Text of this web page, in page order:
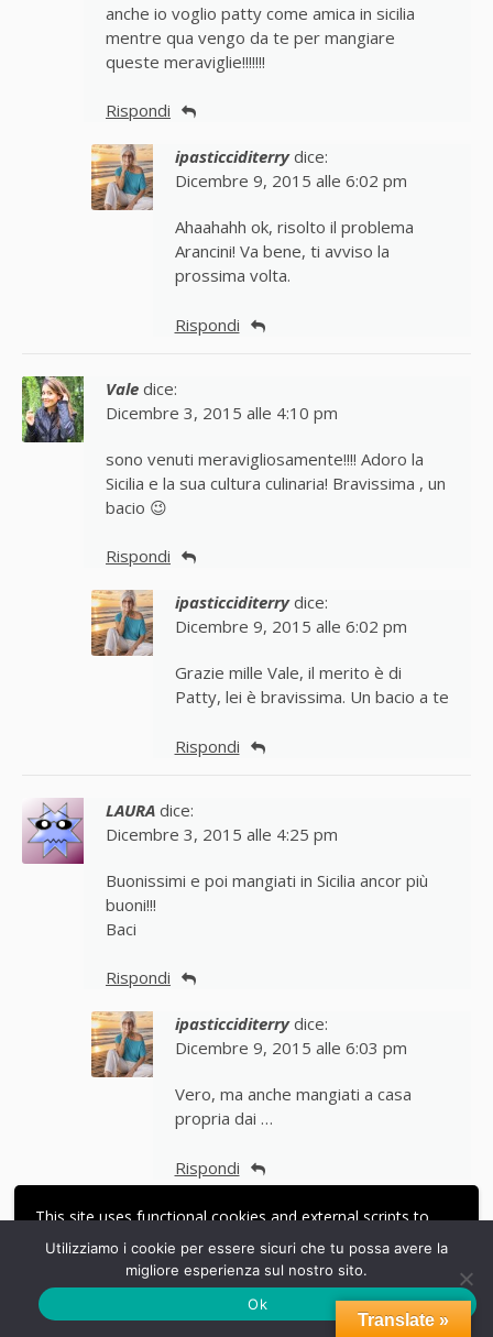
This site uses functional cookies and external scripts to
improve your experience.
LE MIE IMPOSTAZIONI
ACCETTA
anche io voglio patty come amica in sicilia
mentre qua vengo da te per mangiare
queste meraviglie!!!!!!!
Rispondi
ipasticciditerry dice:
Dicembre 9, 2015 alle 6:02 pm
Ahaahahh ok, risolto il problema
Arancini! Va bene, ti avviso la
prossima volta.
Rispondi
Vale dice:
Dicembre 3, 2015 alle 4:10 pm
sono venuti meravigliosamente!!!! Adoro la
Sicilia e la sua cultura culinaria! Bravissima , un
bacio 😉
Rispondi
ipasticciditerry dice:
Dicembre 9, 2015 alle 6:02 pm
Grazie mille Vale, il merito è di
Patty, lei è bravissima. Un bacio a te
Rispondi
LAURA dice:
Dicembre 3, 2015 alle 4:25 pm
Buonissimi e poi mangiati in Sicilia ancor più
buoni!!!
Baci
Rispondi
ipasticciditerry dice:
Dicembre 9, 2015 alle 6:03 pm
Vero, ma anche mangiati a casa
propria dai …
Rispondi
Dicembre 3, 2015 alle 7:05 pm
Mi piace tanto la forma a punta e anch’io li
preferisco al ragù senza togliere nulla agli
Translate »
Utilizziamo i cookie per essere sicuri che tu possa avere la
migliore esperienza sul nostro sito.
Ok